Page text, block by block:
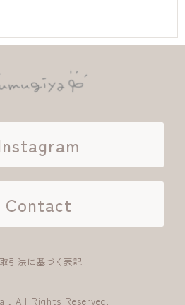
Contact
引法に基づく表記
, All Rights Reserved.